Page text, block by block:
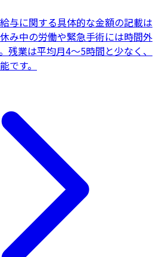
給与に関する具体的な金額の記載は
み中の労働や緊急手術には時間外
残業は平均月4～5時間と少なく、
です。